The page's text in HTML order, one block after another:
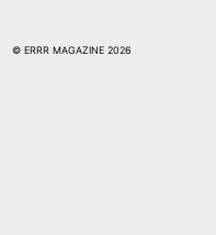
© ERRR MAGAZINE 2026